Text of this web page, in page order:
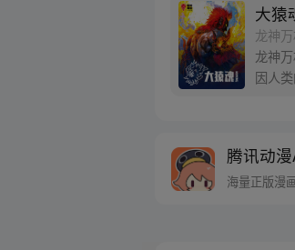
大猿
龙神
龙神
因人
腾讯动
海量正版漫